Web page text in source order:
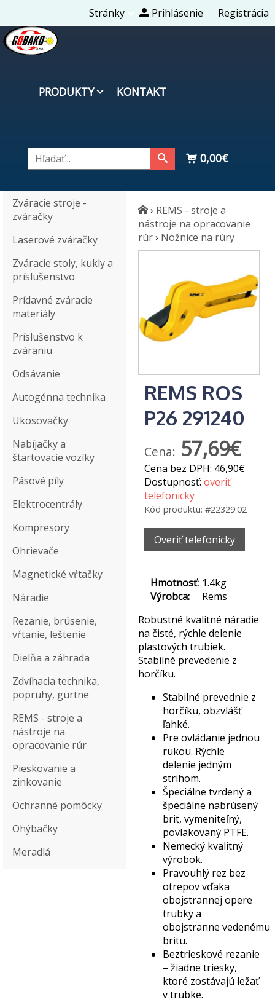
Stránky Prihlásenie Registrácia
PRODUKTY KONTAKT
0,00€
Zváracie stroje -
zváračky
Laserové zváračky
Zváracie stoly, kukly a
príslušenstvo
Prídavné zváracie
materiály
Príslušenstvo k
zváraniu
Odsávanie
Autogénna technika
Ukosovačky
Nabíjačky a
štartovacie vozíky
Pásové píly
Elektrocentrály
Kompresory
Ohrievače
Magnetické vŕtačky
Náradie
Rezanie, brúsenie,
vŕtanie, leštenie
Dielňa a záhrada
Zdvíhacia technika,
popruhy, gurtne
REMS - stroje a
nástroje na
opracovanie rúr
Pieskovanie a
zinkovanie
Ochranné pomôcky
Ohýbačky
Meradlá
› REMS - stroje a
nástroje na opracovanie
rúr› Nožnice na rúry
REMS ROS
P26 291240
Cena: 57,69€
Cena bez DPH: 46,90€
Dostupnosť: overiť
telefonicky
Kód produktu: #22329.02
Overiť telefonicky
Hmotnosť: 1.4kg
Výrobca:
Rems
Robustné kvalitné náradie
na čisté, rýchle delenie
plastových trubiek.
Stabilné prevedenie z
horčíku.
Stabilné prevednie z
horčíku, obzvlášť
ľahké.
Pre ovládanie jednou
rukou. Rýchle
delenie jedným
strihom.
Špeciálne tvrdený a
špeciálne nabrúsený
brit, vymeniteľný,
povlakovaný PTFE.
Nemecký kvalitný
výrobok.
Pravouhlý rez bez
otrepov vďaka
obojstrannej opere
trubky a
obojstranne vedenému
britu.
Beztrieskové rezanie
– žiadne triesky,
ktoré zostávajú ležať
v trubke.